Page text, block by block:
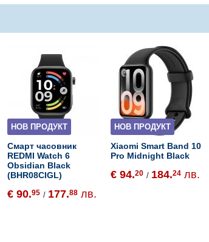
НОВ ПРОДУКТ
Смарт часовник
REDMI Watch 6
Obsidian Black
(BHR08CIGL)
€ 90.95 / 177.88 лв.
НОВ ПРОДУКТ
Xiaomi Smart Band 10
Pro Midnight Black
€ 94.20 / 184.24 лв.